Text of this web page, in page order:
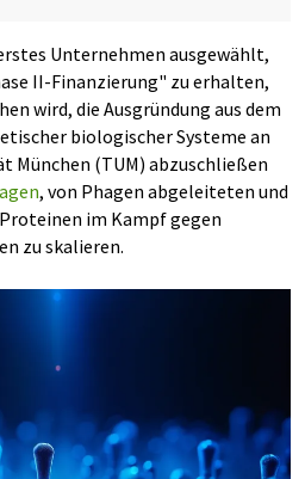
Unternehmen ausgewählt,
II-Finanzierung" zu erhalten,
wird, die Ausgründung aus dem
biologischer Systeme an
München (TUM) abzuschließen
, von Phagen abgeleiteten und
im Kampf gegen
zu skalieren.